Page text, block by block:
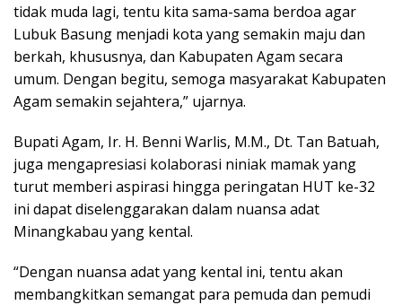
tidak muda lagi, tentu kita sama-sama berdoa agar
Lubuk Basung menjadi kota yang semakin maju dan
berkah, khususnya, dan Kabupaten Agam secara
umum. Dengan begitu, semoga masyarakat Kabupaten
Agam semakin sejahtera,” ujarnya.
Bupati Agam, Ir. H. Benni Warlis, M.M., Dt. Tan Batuah,
juga mengapresiasi kolaborasi niniak mamak yang
turut memberi aspirasi hingga peringatan HUT ke-32
ini dapat diselenggarakan dalam nuansa adat
Minangkabau yang kental.
“Dengan nuansa adat yang kental ini, tentu akan
membangkitkan semangat para pemuda dan pemudi